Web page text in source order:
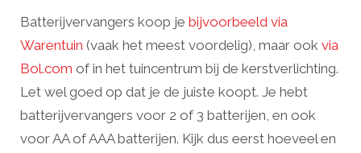
Batterijvervangers koop je bijvoorbeeld via
Warentuin (vaak het meest voordelig), maar ook via
Bol.com of in het tuincentrum bij de kerstverlichting.
Let wel goed op dat je de juiste koopt. Je hebt
batterijvervangers voor 2 of 3 batterijen, en ook
voor AA of AAA batterijen. Kijk dus eerst hoeveel en